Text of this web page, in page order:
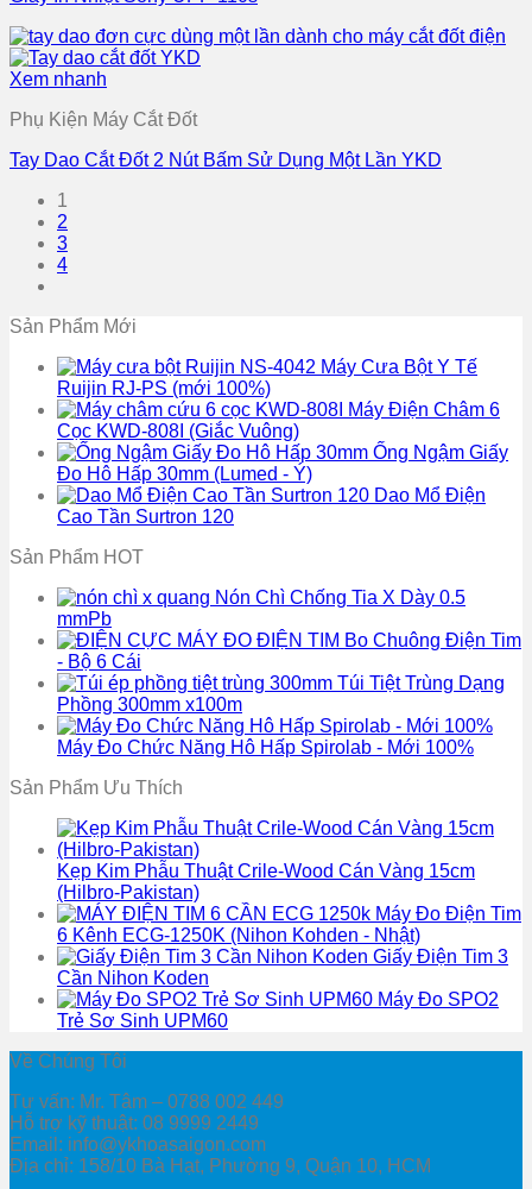
Xem nhanh
Phụ Kiện Máy Cắt Đốt
Tay Dao Cắt Đốt 2 Nút Bấm Sử Dụng Một Lần YKD
1
2
3
4
Sản Phẩm Mới
Máy Cưa Bột Y Tế
Ruijin RJ-PS (mới 100%)
Máy Điện Châm 6
Cọc KWD-808I (Giắc Vuông)
Ống Ngậm Giấy
Đo Hô Hấp 30mm (Lumed - Ý)
Dao Mổ Điện
Cao Tần Surtron 120
Sản Phẩm HOT
Nón Chì Chống Tia X Dày 0.5
mmPb
Bo Chuông Điện Tim
- Bộ 6 Cái
Túi Tiệt Trùng Dạng
Phồng 300mm x100m
Máy Đo Chức Năng Hô Hấp Spirolab - Mới 100%
Sản Phẩm Ưu Thích
Kẹp Kim Phẫu Thuật Crile-Wood Cán Vàng 15cm
(Hilbro-Pakistan)
Máy Đo Điện Tim
6 Kênh ECG-1250K (Nihon Kohden - Nhật)
Giấy Điện Tim 3
Cần Nihon Koden
Máy Đo SPO2
Trẻ Sơ Sinh UPM60
Về Chúng Tôi
Tư vấn: Mr. Tâm – 0788 002 449
Hỗ trợ kỹ thuật: 08 9999 2449
Email: info@ykhoasaigon.com
Địa chỉ: 158/10 Bà Hạt, Phường 9, Quận 10, HCM